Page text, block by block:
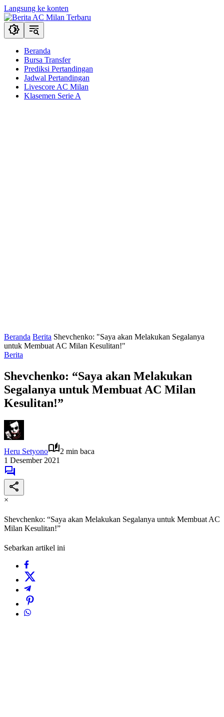
Langsung ke konten
Beranda
Bursa Transfer
Prediksi Pertandingan
Jadwal Pertandingan
Livescore AC Milan
Klasemen Serie A
Beranda Berita Shevchenko: "Saya akan Melakukan Segalanya
untuk Membuat AC Milan Kesulitan!"
Berita
Shevchenko: “Saya akan Melakukan
Segalanya untuk Membuat AC Milan
Kesulitan!”
Heru Setyono
2 min baca
1 Desember 2021
×
Shevchenko: “Saya akan Melakukan Segalanya untuk Membuat AC
Milan Kesulitan!”
Sebarkan artikel ini